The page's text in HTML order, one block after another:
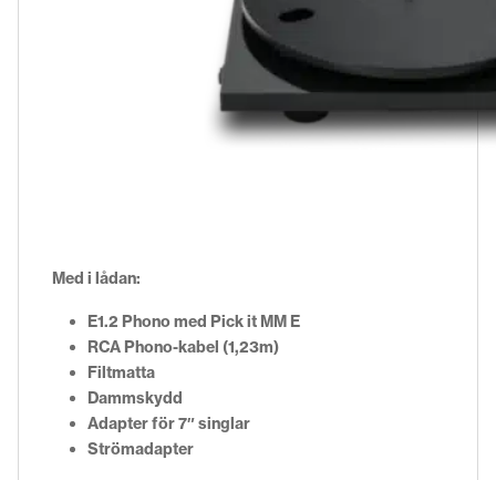
Med i lådan:
E1.2 Phono med Pick it MM E
RCA Phono-kabel (1,23m)
Filtmatta
Dammskydd
Adapter för 7″ singlar
Strömadapter